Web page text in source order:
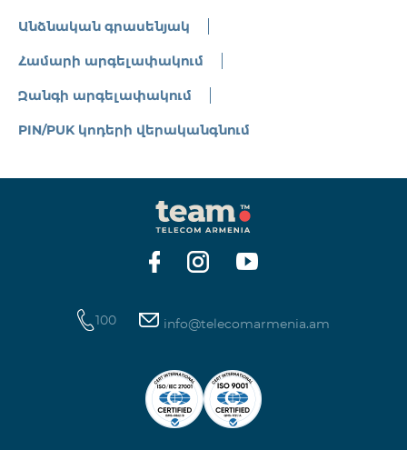
Անձնական գրասենյակ
Համարի արգելափակում
Զանգի արգելափակում
PIN/PUK կոդերի վերականգնում
100 info@telecomarmenia.am